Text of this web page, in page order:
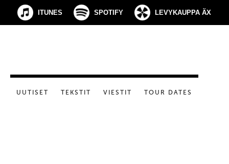
ITUNES SPOTIFY LEVYKAUPPA ÄX
UUTISET TEKSTIT VIESTIT TOUR DATES